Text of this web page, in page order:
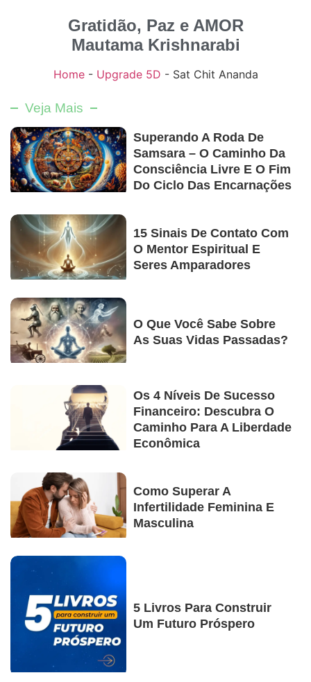
Gratidão, Paz e AMOR
Mautama Krishnarabi
Home- Upgrade 5D - Sat Chit Ananda
Veja Mais
Superando A Roda De
Samsara – O Caminho Da
Consciência Livre E O Fim
Do Ciclo Das Encarnações
15 Sinais De Contato Com
O Mentor Espiritual E
Seres Amparadores
O Que Você Sabe Sobre
As Suas Vidas Passadas?
Os 4 Níveis De Sucesso
Financeiro: Descubra O
Caminho Para A Liberdade
Econômica
Como Superar A
Infertilidade Feminina E
Masculina
5 Livros Para Construir
Um Futuro Próspero